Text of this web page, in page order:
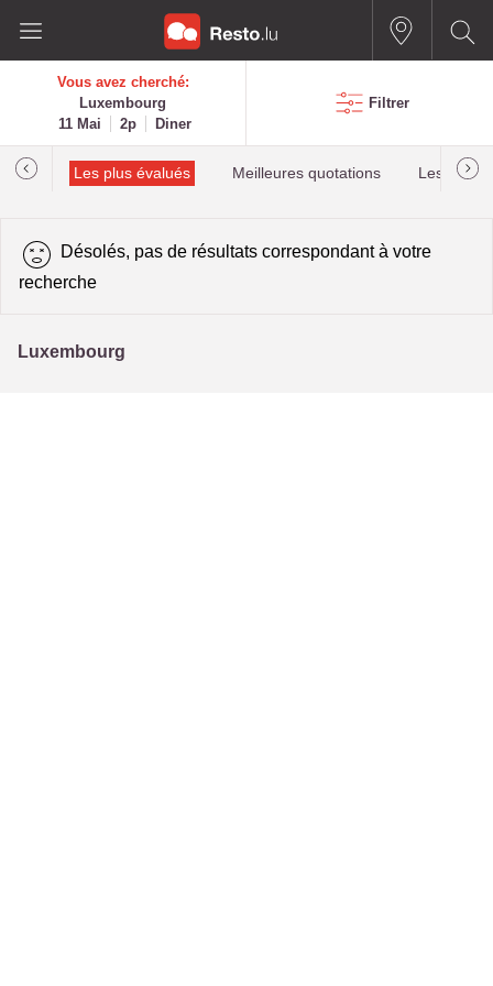
Vous avez cherché:
Luxembourg
11 Mai
2p Diner
Filtrer
Les plus évalués Meilleures quotations Les plus
Désolés, pas de résultats correspondant à votre
recherche
Luxembourg